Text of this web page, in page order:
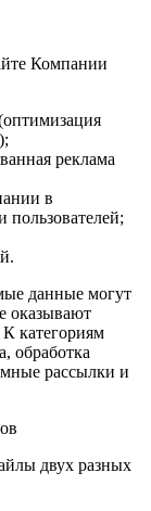
Компании
реклама
в
пользователей;
данные могут
оказывают
категориям
обработка
рассылки и
двух разных